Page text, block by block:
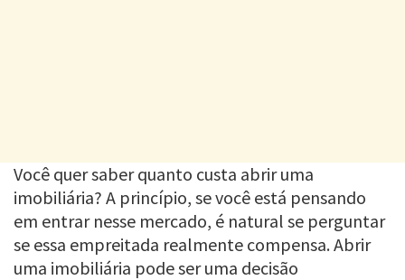
Você quer saber quanto custa abrir uma
imobiliária? A princípio, se você está pensando
em entrar nesse mercado, é natural se perguntar
se essa empreitada realmente compensa. Abrir
uma imobiliária pode ser uma decisão